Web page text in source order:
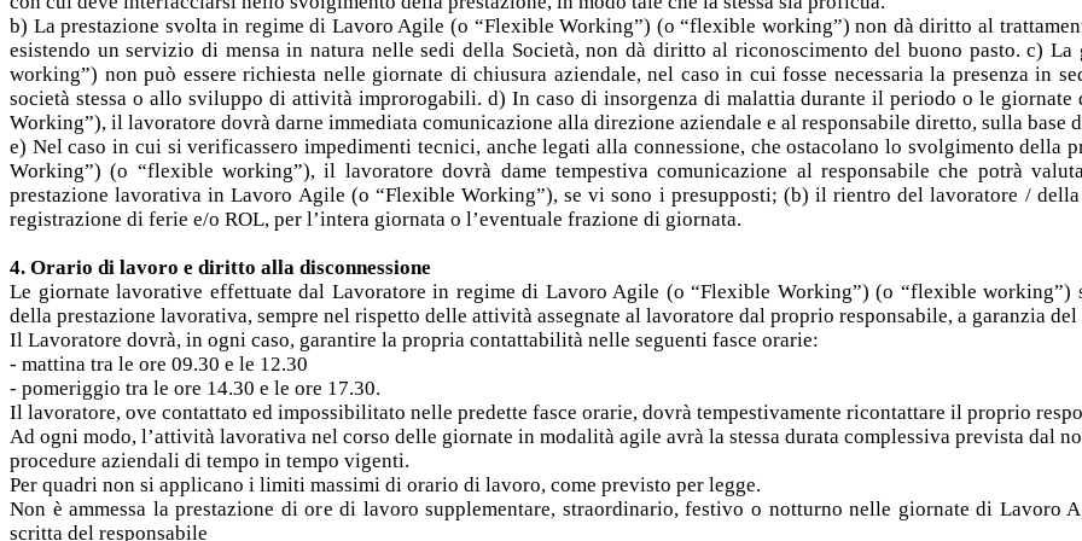
b) La prestazione svolta in regime di Lavoro Agile (o “Flexible Working”) (o “flexible working”) non dà diritto al
esistendo un servizio di mensa in natura nelle sedi della Società, non dà diritto al riconoscimento del buono pasto. c)
working”) non può essere richiesta nelle giornate di chiusura aziendale, nel caso in cui fosse necessaria la presenza in
società stessa o allo sviluppo di attività improrogabili. d) In caso di insorgenza di malattia durante il periodo o le
Working”), il lavoratore dovrà darne immediata comunicazione alla direzione aziendale e al responsabile diretto, sulla base
e) Nel caso in cui si verificassero impedimenti tecnici, anche legati alla connessione, che ostacolano lo svolgimento
Working”) (o “flexible working”), il lavoratore dovrà dame tempestiva comunicazione al responsabile che potrà
prestazione lavorativa in Lavoro Agile (o “Flexible Working”), se vi sono i presupposti; (b) il rientro del lavoratore /
registrazione di ferie e/o ROL, per l’intera giornata o l’eventuale frazione di giornata.
4. Orario di lavoro e diritto alla disconnessione
Le giornate lavorative effettuate dal Lavoratore in regime di Lavoro Agile (o “Flexible Working”) (o “flexible working”)
della prestazione lavorativa, sempre nel rispetto delle attività assegnate al lavoratore dal proprio responsabile, a garanzia
Il Lavoratore dovrà, in ogni caso, garantire la propria contattabilità nelle seguenti fasce orarie:
- mattina tra le ore 09.30 e le 12.30
- pomeriggio tra le ore 14.30 e le ore 17.30.
Il lavoratore, ove contattato ed impossibilitato nelle predette fasce orarie, dovrà tempestivamente ricontattare il proprio
Ad ogni modo, l’attività lavorativa nel corso delle giornate in modalità agile avrà la stessa durata complessiva prevista dal
procedure aziendali di tempo in tempo vigenti.
Per quadri non si applicano i limiti massimi di orario di lavoro, come previsto per legge.
Non è ammessa la prestazione di ore di lavoro supplementare, straordinario, festivo o notturno nelle giornate di
scritta del responsabile